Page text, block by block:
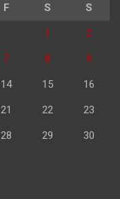
F S S
1 2
7 8 9
14 15 16
21 22 23
28 29 30